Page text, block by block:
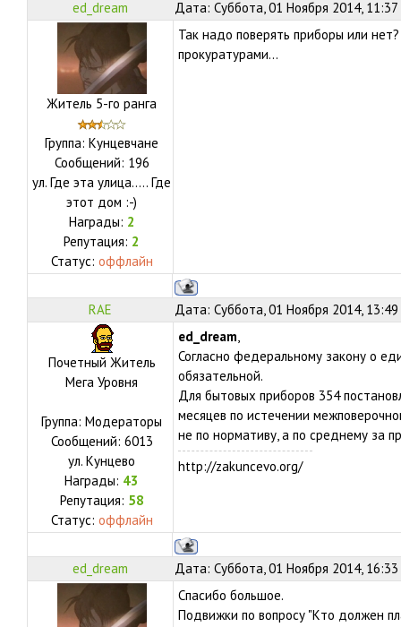
ed_dream Дата: Суббота, 01 Ноября 2014,
Житель 5-го ранга
Группа: Кунцевчане
Сообщений: 196
ул. Где эта улица..... Где
этот дом :-)
Награды: 2
Репутация: 2
Статус: оффлайн
Так надо поверять приборы или
прокуратурами...
RAE Дата: Суббота, 01 Ноября 2014,
Почетный Житель
Мега Уровня
Группа: Модераторы
Сообщений: 6013
ул. Кунцево
Награды: 43
Репутация: 58
Статус: оффлайн
ed_dream,
Согласно федеральному закону о
обязательной.
Для бытовых приборов 354
месяцев по истечении
не по нормативу, а по среднему за
http://zakuncevo.org/
ed_dream Дата: Суббота, 01 Ноября 2014,
Спасибо большое.
Подвижки по вопросу "Кто должен